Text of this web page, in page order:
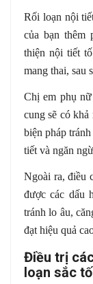
Rối loạn nội
của bạn thêm
thiện nội tiết
mang thai, sau
Chị em phụ
cung sẽ có
biện pháp
tiết và ngăn
Ngoài ra, điều
được các dấu
tránh lo âu,
đạt hiệu quả
Điều trị
loạn sắc